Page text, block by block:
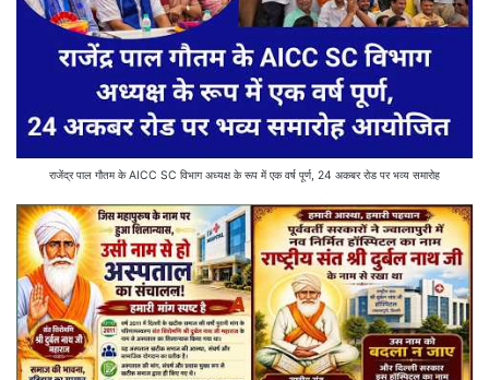
राजेंद्र पाल गौतम के AICC SC विभाग अध्यक्ष के रूप में एक वर्ष पूर्ण, 24 अकबर रोड पर भव्य समारोह